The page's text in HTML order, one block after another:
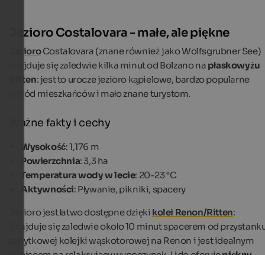
Jezioro Costalovara - małe, ale piękne
JezioroCostalovara (znane również jako Wolfsgrubner See)
znajduje się zaledwie kilka minut od Bolzano na płaskowyżu
Ritten: jest to urocze jezioro kąpielowe, bardzo popularne
wśród mieszkańców i mało znane turystom.
Ważne fakty i cechy
Wysokość: 1,176 m
Powierzchnia: 3,3 ha
Temperatura wody w lecie: 20-23 °C
Aktywności: Pływanie, pikniki, spacery
Jezioro jest łatwo dostępne dzięki kolei Renon/Ritten:
Znajduje się zaledwie około 10 minut spacerem od
zabytkowej kolejki wąskotorowej na Renon i jest idealnym